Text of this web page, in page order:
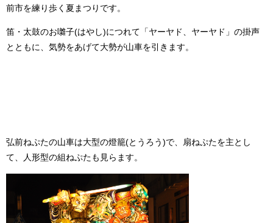
前市を練り歩く夏まつりです。
笛・太鼓のお囃子(はやし)につれて「ヤーヤド、ヤーヤド」の掛声
とともに、気勢をあげて大勢が山車を引きます。
弘前ねぷたの山車は大型の燈籠(とうろう)で、扇ねぷたを主とし
て、人形型の組ねぷたも見らます。